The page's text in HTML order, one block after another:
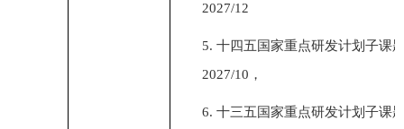
2027/1 2
5. 十四五国家重点研发计划子课
2027/10 ，
6. 十三五国家重点研发计划子课